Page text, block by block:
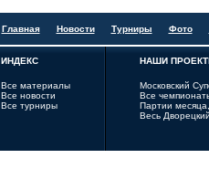
Главная Новости Турниры Фото
ИНДЕКС
Все материалы
Все новости
Все турниры
НАШИ
Московский
Все
Партии
Весь